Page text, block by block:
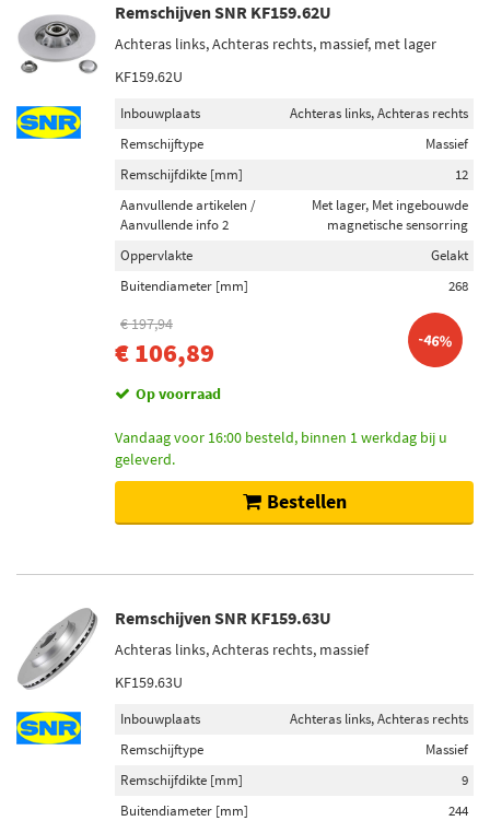
Remschijven SNR KF159.62U
Achteras links, Achteras rechts, massief, met lager
KF159.62U
Inbouwplaats
Achteras links, Achteras rechts
Remschijftype
Massief
Remschijfdikte [mm]
12
Aanvullende artikelen /
Aanvullende info 2
Met lager, Met ingebouwde
magnetische sensorring
Oppervlakte
Gelakt
Buitendiameter [mm]
268
€ 197,94
€ 106,89 -46%
Op voorraad
Vandaag voor 16:00 besteld, binnen 1 werkdag bij u
geleverd.
Bestellen
Remschijven SNR KF159.63U
Achteras links, Achteras rechts, massief
KF159.63U
Inbouwplaats
Achteras links, Achteras rechts
Remschijftype
Massief
Remschijfdikte [mm]
9
Buitendiameter [mm]
244